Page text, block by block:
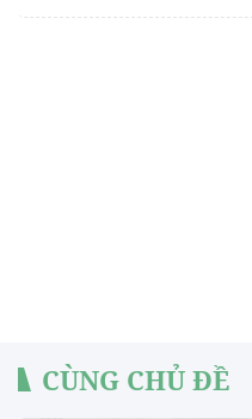
CÙNG CHỦ ĐỀ